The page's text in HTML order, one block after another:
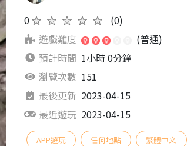
0★★★★★
(0)
遊戲難度
(普通)
預計時間 1小時 0分鐘
瀏覽次數 151
最後更新 2023-04-15
最近遊玩 2023-04-15
APP遊玩 任何地點 繁體中文